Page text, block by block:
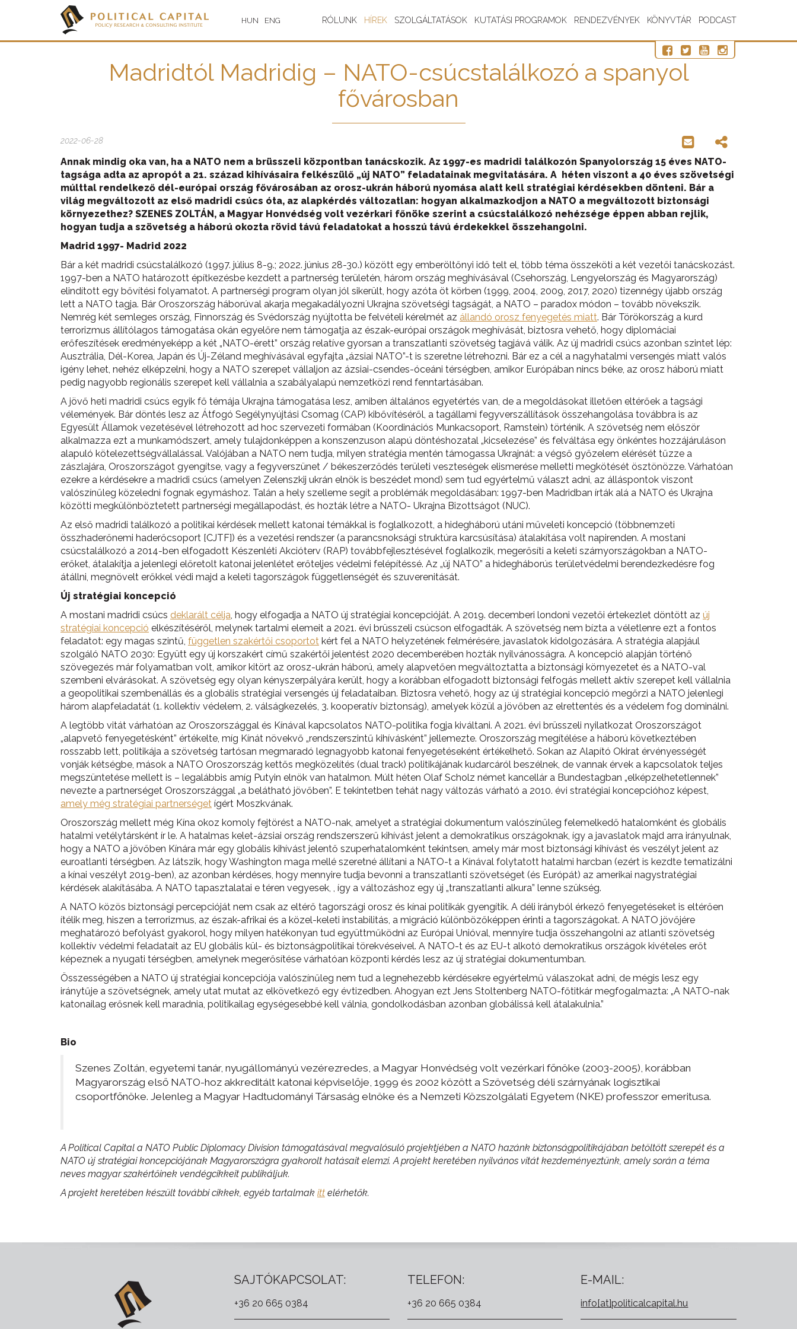
HUN ENG RÓLUNK HÍREK SZOLGÁLTATÁSOK KUTATÁSI PROGRAMOK RENDEZVÉNYEK KÖNYVTÁR PODCAST
Madridtól Madridig – NATO-csúcstalálkozó a spanyol
fővárosban
2022-06-28
Annak mindig oka van, ha a NATO nem a brüsszeli központban tanácskozik. Az 1997-es madridi találkozón Spanyolország 15 éves NATO-
tagsága adta az apropót a 21. század kihívásaira felkészülő „új NATO” feladatainak megvitatására. A héten viszont a 40 éves szövetségi
múlttal rendelkező dél-európai ország fővárosában az orosz-ukrán háború nyomása alatt kell stratégiai kérdésekben dönteni. Bár a
világ megváltozott az első madridi csúcs óta, az alapkérdés változatlan: hogyan alkalmazkodjon a NATO a megváltozott biztonsági
környezethez? SZENES ZOLTÁN, a Magyar Honvédség volt vezérkari főnöke szerint a csúcstalálkozó nehézsége éppen abban rejlik,
hogyan tudja a szövetség a háború okozta rövid távú feladatokat a hosszú távú érdekekkel összehangolni.
Madrid 1997- Madrid 2022
Bár a két madridi csúcstalálkozó (1997. július 8-9.; 2022. június 28-30.) között egy emberöltőnyi idő telt el, több téma összeköti a két vezetői tanácskozást.
1997-ben a NATO határozott építkezésbe kezdett a partnerség területén, három ország meghívásával (Csehország, Lengyelország és Magyarország)
elindított egy bővítési folyamatot. A partnerségi program olyan jól sikerült, hogy azóta öt körben (1999, 2004, 2009, 2017, 2020) tizennégy újabb ország
lett a NATO tagja. Bár Oroszország háborúval akarja megakadályozni Ukrajna szövetségi tagságát, a NATO – paradox módon – tovább növekszik.
Nemrég két semleges ország, Finnország és Svédország nyújtotta be felvételi kérelmét az állandó orosz fenyegetés miatt. Bár Törökország a kurd
terrorizmus állítólagos támogatása okán egyelőre nem támogatja az észak-európai országok meghívását, biztosra vehető, hogy diplomáciai
erőfeszítések eredményeképp a két „NATO-érett” ország relatíve gyorsan a transzatlanti szövetség tagjává válik. Az új madridi csúcs azonban szintet lép:
Ausztrália, Dél-Korea, Japán és Új-Zéland meghívásával egyfajta „ázsiai NATO”-t is szeretne létrehozni. Bár ez a cél a nagyhatalmi versengés miatt valós
igény lehet, nehéz elképzelni, hogy a NATO szerepet vállaljon az ázsiai-csendes-óceáni térségben, amikor Európában nincs béke, az orosz háború miatt
pedig nagyobb regionális szerepet kell vállalnia a szabályalapú nemzetközi rend fenntartásában.
A jövő heti madridi csúcs egyik fő témája Ukrajna támogatása lesz, amiben általános egyetértés van, de a megoldásokat illetően eltérőek a tagsági
vélemények. Bár döntés lesz az Átfogó Segélynyújtási Csomag (CAP) kibővítéséről, a tagállami fegyverszállítások összehangolása továbbra is az
Egyesült Államok vezetésével létrehozott ad hoc szervezeti formában (Koordinációs Munkacsoport, Ramstein) történik. A szövetség nem először
alkalmazza ezt a munkamódszert, amely tulajdonképpen a konszenzuson alapú döntéshozatal „kicselezése” és felváltása egy önkéntes hozzájáruláson
alapuló kötelezettségvállalással. Valójában a NATO nem tudja, milyen stratégia mentén támogassa Ukrajnát: a végső győzelem elérését tűzze a
zászlajára, Oroszországot gyengítse, vagy a fegyverszünet / békeszerződés területi veszteségek elismerése melletti megkötését ösztönözze. Várhatóan
ezekre a kérdésekre a madridi csúcs (amelyen Zelenszkij ukrán elnök is beszédet mond) sem tud egyértelmű választ adni, az álláspontok viszont
valószínűleg közeledni fognak egymáshoz. Talán a hely szelleme segít a problémák megoldásában: 1997-ben Madridban írták alá a NATO és Ukrajna
közötti megkülönböztetett partnerségi megállapodást, és hozták létre a NATO- Ukrajna Bizottságot (NUC).
Az első madridi találkozó a politikai kérdések mellett katonai témákkal is foglalkozott, a hidegháború utáni műveleti koncepció (többnemzeti
összhaderőnemi haderőcsoport [CJTF]) és a vezetési rendszer (a parancsnoksági struktúra karcsúsítása) átalakítása volt napirenden. A mostani
csúcstalálkozó a 2014-ben elfogadott Készenléti Akcióterv (RAP) továbbfejlesztésével foglalkozik, megerősíti a keleti szárnyországokban a NATO-
erőket, átalakítja a jelenlegi előretolt katonai jelenlétet erőteljes védelmi felépítéssé. Az „új NATO” a hidegháborús területvédelmi berendezkedésre fog
átállni, megnövelt erőkkel védi majd a keleti tagországok függetlenségét és szuverenitását.
Új stratégiai koncepció
A mostani madridi csúcs deklarált célja, hogy elfogadja a NATO új stratégiai koncepcióját. A 2019. decemberi londoni vezetői értekezlet döntött az új
stratégiai koncepció elkészítéséről, melynek tartalmi elemeit a 2021. évi brüsszeli csúcson elfogadták. A szövetség nem bízta a véletlenre ezt a fontos
feladatot: egy magas szintű, független szakértői csoportot kért fel a NATO helyzetének felmérésére, javaslatok kidolgozására. A stratégia alapjául
szolgáló NATO 2030: Együtt egy új korszakért című szakértői jelentést 2020 decemberében hozták nyilvánosságra. A koncepció alapján történő
szövegezés már folyamatban volt, amikor kitört az orosz-ukrán háború, amely alapvetően megváltoztatta a biztonsági környezetet és a NATO-val
szembeni elvárásokat. A szövetség egy olyan kényszerpályára került, hogy a korábban elfogadott biztonsági felfogás mellett aktív szerepet kell vállalnia
a geopolitikai szembenállás és a globális stratégiai versengés új feladataiban. Biztosra vehető, hogy az új stratégiai koncepció megőrzi a NATO jelenlegi
három alapfeladatát (1. kollektív védelem, 2. válságkezelés, 3. kooperatív biztonság), amelyek közül a jövőben az elrettentés és a védelem fog dominálni.
A legtöbb vitát várhatóan az Oroszországgal és Kínával kapcsolatos NATO-politika fogja kiváltani. A 2021. évi brüsszeli nyilatkozat Oroszországot
„alapvető fenyegetésként” értékelte, míg Kínát növekvő „rendszerszintű kihívásként” jellemezte. Oroszország megítélése a háború következtében
rosszabb lett, politikája a szövetség tartósan megmaradó legnagyobb katonai fenyegetéseként értékelhető. Sokan az Alapító Okirat érvényességét
vonják kétségbe, mások a NATO Oroszország kettős megközelítés (dual track) politikájának kudarcáról beszélnek, de vannak érvek a kapcsolatok teljes
megszüntetése mellett is – legalábbis amíg Putyin elnök van hatalmon. Múlt héten Olaf Scholz német kancellár a Bundestagban „elképzelhetetlennek”
nevezte a partnerséget Oroszországgal „a belátható jövőben”. E tekintetben tehát nagy változás várható a 2010. évi stratégiai koncepcióhoz képest,
amely még stratégiai partnerséget ígért Moszkvának.
Oroszország mellett még Kína okoz komoly fejtörést a NATO-nak, amelyet a stratégiai dokumentum valószínűleg felemelkedő hatalomként és globális
hatalmi vetélytársként ír le. A hatalmas kelet-ázsiai ország rendszerszerű kihívást jelent a demokratikus országoknak, így a javaslatok majd arra irányulnak,
hogy a NATO a jövőben Kínára már egy globális kihívást jelentő szuperhatalomként tekintsen, amely már most biztonsági kihívást és veszélyt jelent az
euroatlanti térségben. Az látszik, hogy Washington maga mellé szeretné állítani a NATO-t a Kínával folytatott hatalmi harcban (ezért is kezdte tematizálni
a kínai veszélyt 2019-ben), az azonban kérdéses, hogy mennyire tudja bevonni a transzatlanti szövetséget (és Európát) az amerikai nagystratégiai
kérdések alakításába. A NATO tapasztalatai e téren vegyesek, , így a változáshoz egy új „transzatlanti alkura” lenne szükség.
A NATO közös biztonsági percepcióját nem csak az eltérő tagországi orosz és kínai politikák gyengítik. A déli irányból érkező fenyegetéseket is eltérően
ítélik meg, hiszen a terrorizmus, az észak-afrikai és a közel-keleti instabilitás, a migráció különbözőképpen érinti a tagországokat. A NATO jövőjére
meghatározó befolyást gyakorol, hogy milyen hatékonyan tud együttműködni az Európai Unióval, mennyire tudja összehangolni az atlanti szövetség
kollektív védelmi feladatait az EU globális kül- és biztonságpolitikai törekvéseivel. A NATO-t és az EU-t alkotó demokratikus országok kivételes erőt
képeznek a nyugati térségben, amelynek megerősítése várhatóan központi kérdés lesz az új stratégiai dokumentumban.
Összességében a NATO új stratégiai koncepciója valószínűleg nem tud a legnehezebb kérdésekre egyértelmű válaszokat adni, de mégis lesz egy
iránytűje a szövetségnek, amely utat mutat az elkövetkező egy évtizedben. Ahogyan ezt Jens Stoltenberg NATO-főtitkár megfogalmazta: „A NATO-nak
katonailag erősnek kell maradnia, politikailag egységesebbé kell válnia, gondolkodásban azonban globálissá kell átalakulnia.”
Bio
Szenes Zoltán, egyetemi tanár, nyugállományú vezérezredes, a Magyar Honvédség volt vezérkari főnöke (2003-2005), korábban
Magyarország első NATO-hoz akkreditált katonai képviselője, 1999 és 2002 között a Szövetség déli szárnyának logisztikai
csoportfőnöke. Jelenleg a Magyar Hadtudományi Társaság elnöke és a Nemzeti Közszolgálati Egyetem (NKE) professzor emeritusa.
A Political Capital a NATO Public Diplomacy Division támogatásával megvalósuló projektjében a NATO hazánk biztonságpolitikájában betöltött szerepét és a
NATO új stratégiai koncepciójának Magyarországra gyakorolt hatásait elemzi. A projekt keretében nyilvános vitát kezdeményeztünk, amely során a téma
neves magyar szakértőinek vendégcikkeit publikáljuk.
A projekt keretében készült további cikkek, egyéb tartalmak itt elérhetők.
SAJTÓKAPCSOLAT:
+36 20 665 0384
TELEFON:
+36 20 665 0384
E-MAIL:
info[at]politicalcapital.hu